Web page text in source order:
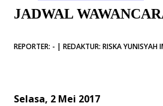
JADWAL
REPORTER: - | REDAKTUR: RISKA
Selasa, 2 Mei 2017